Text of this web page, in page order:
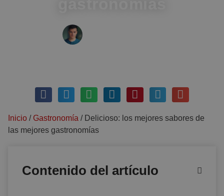
Inicio / Gastronomía / Delicioso: los mejores sabores de
las mejores gastronomías
Contenido del artículo